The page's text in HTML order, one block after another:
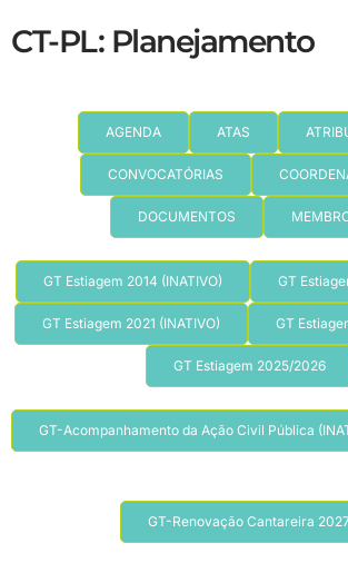
CT-PL: Planejamento
AGENDA ATAS
CONVOCATÓRIAS
DOCUMENTOS
GT Estiagem 2014 (INATIVO) GT
GT Estiagem 2021 (INATIVO) GT
GT Estiagem 2025/2026
GT-Acompanhamento da Ação Civil Pública
GT-Renovação Cantareira